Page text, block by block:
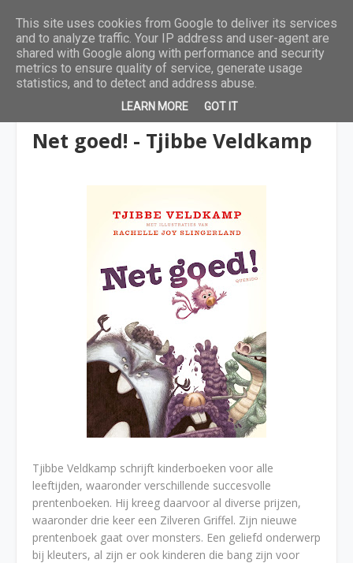
Net goed! - Tjibbe Veldkamp
Tjibbe Veldkamp schrijft kinderboeken voor alle
leeftijden, waaronder verschillende succesvolle
prentenboeken. Hij kreeg daarvoor al diverse prijzen,
waaronder drie keer een Zilveren Griffel. Zijn nieuwe
prentenboek gaat over monsters. Een geliefd onderwerp
bij kleuters, al zijn er ook kinderen die bang zijn voor
This site uses cookies from Google to deliver its services
and to analyze traffic. Your IP address and user-agent are
shared with Google along with performance and security
metrics to ensure quality of service, generate usage
statistics, and to detect and address abuse.
LEARN MORE GOT IT